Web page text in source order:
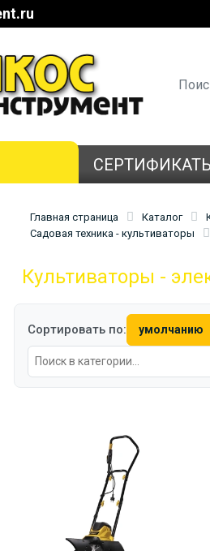
Главная страница Каталог
Садовая техника - культиваторы
Культиваторы -
Сортировать по: умолчанию